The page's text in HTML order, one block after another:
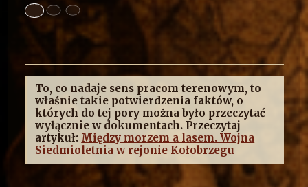
To, co nadaje sens pracom terenowym, to
właśnie takie potwierdzenia faktów, o
których do tej pory można było przeczytać
wyłącznie w dokumentach. Przeczytaj
artykuł: Między morzem a lasem. Wojna
Siedmioletnia w rejonie Kołobrzegu